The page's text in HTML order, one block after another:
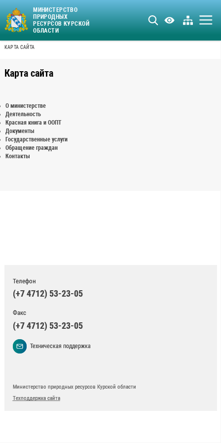
МИНИСТЕРСТВО
ПРИРОДНЫХ
РЕСУРСОВ КУРСКОЙ
ОБЛАСТИ
КАРТА САЙТА
Карта сайта
О министерстве
Деятельность
Красная книга и ООПТ
Документы
Государственные услуги
Обращение граждан
Контакты
Телефон
(+7 4712) 53-23-05
Факс
(+7 4712) 53-23-05
Техническая поддержка
Министерство природных ресурсов Курской области
Техподдержка сайта